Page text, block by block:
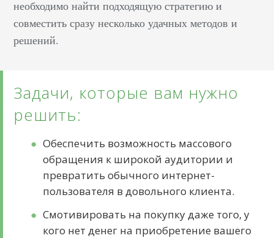
необходимо найти подходящую стратегию и
совместить сразу несколько удачных методов и
решений.
Задачи, которые вам нужно
решить:
Обеспечить возможность массового
обращения к широкой аудитории и
превратить обычного интернет-
пользователя в довольного клиента.
Смотивировать на покупку даже того, у
кого нет денег на приобретение вашего